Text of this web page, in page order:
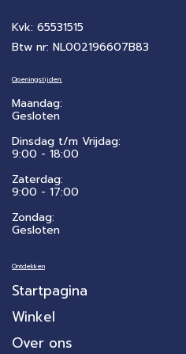
Kvk: 65531515
Btw nr: NL002196607B83
Openingstijden:
Maandag:
Gesloten
Dinsdag t/m Vrijdag:
9:00 - 18:00
Zaterdag:
​9:00 - 17:00
Zondag:
Gesloten
Ontdekken
Startpagina
Winkel
Over ons